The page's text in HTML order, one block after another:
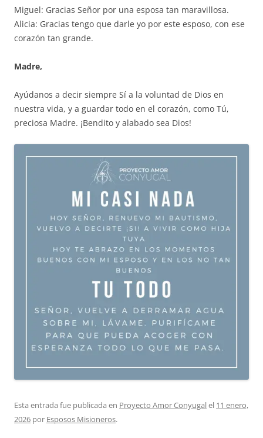
Miguel: Gracias Señor por una esposa tan maravillosa.
Alicia: Gracias tengo que darle yo por este esposo, con ese
corazón tan grande.
Madre,
Ayúdanos a decir siempre Sí a la voluntad de Dios en
nuestra vida, y a guardar todo en el corazón, como Tú,
preciosa Madre. ¡Bendito y alabado sea Dios!
Esta entrada fue publicada en Proyecto Amor Conyugalel 11 enero,
2026 por Esposos Misioneros.